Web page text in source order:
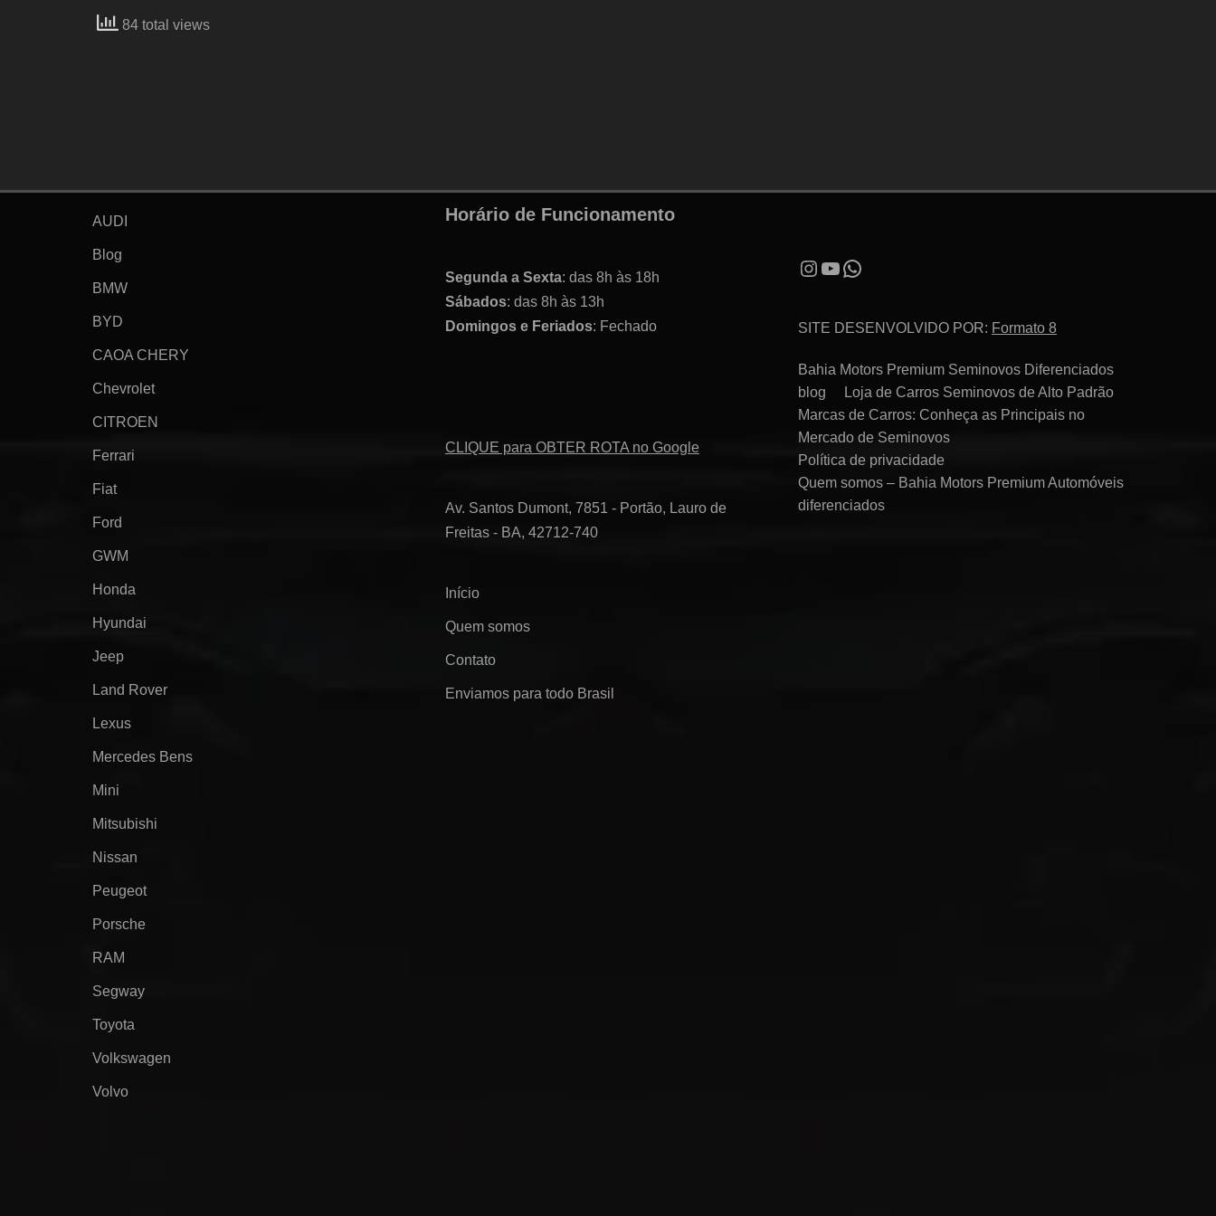
84 total views
AUDI
Blog
BMW
BYD
CAOA CHERY
Chevrolet
CITROEN
Ferrari
Fiat
Ford
GWM
Honda
Hyundai
Jeep
Land Rover
Lexus
Mercedes Bens
Mini
Mitsubishi
Nissan
Peugeot
Porsche
RAM
Segway
Toyota
Volkswagen
Volvo
Horário de Funcionamento
Segunda a Sexta: das 8h às 18h
Sábados: das 8h às 13h
Domingos e Feriados: Fechado
CLIQUE para OBTER ROTA no Google
Av. Santos Dumont, 7851 - Portão, Lauro de
Freitas - BA, 42712-740
Início
Quem somos
Contato
Enviamos para todo Brasil
SITE DESENVOLVIDO POR: Formato 8
Bahia Motors Premium Seminovos Diferenciados
blog
Loja de Carros Seminovos de Alto Padrão
Marcas de Carros: Conheça as Principais no
Mercado de Seminovos
Política de privacidade
Quem somos – Bahia Motors Premium Automóveis
diferenciados